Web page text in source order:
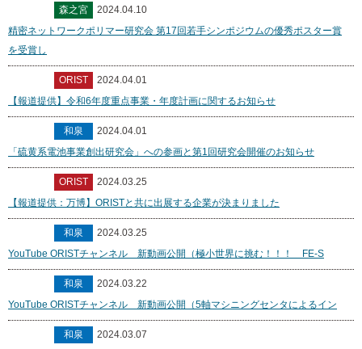
森之宮
2024.04.10
精密ネットワークポリマー研究会 第17回若手シンポジウムの優秀ポスター賞
を受賞し
ORIST
2024.04.01
【報道提供】令和6年度重点事業・年度計画に関するお知らせ
和泉
2024.04.01
「硫黄系電池事業創出研究会」への参画と第1回研究会開催のお知らせ
ORIST
2024.03.25
【報道提供：万博】ORISTと共に出展する企業が決まりました
和泉
2024.03.25
YouTube ORISTチャンネル 新動画公開（極小世界に挑む！！！ FE-S
和泉
2024.03.22
YouTube ORISTチャンネル 新動画公開（5軸マシニングセンタによるイン
和泉
2024.03.07